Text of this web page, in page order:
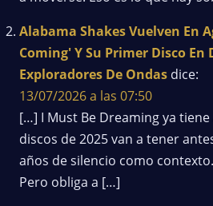
Alabama Shakes Vuelven En
Coming' Y Su Primer Disco En
Exploradores De Ondas dice:
13/07/2026 a las 07:50
[…] I Must Be Dreaming ya
discos de 2025 van a tener
años de silencio como
Pero obliga a […]